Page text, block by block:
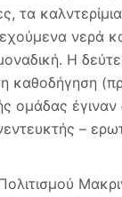
τα
νερά
Η
καθοδήγηση
ομάδας
–